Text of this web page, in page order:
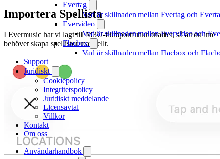
Evertag
Vad är skillnaden mellan Evertag och
Evervideo
Vad är skillnaden mellan Evervideo och
Flacbox
Vad är skillnaden mellan Flacbox och
Support
Juridiskt
Cookiepolicy
Integritetspolicy
Juridiskt meddelande
Licensavtal
Villkor
Kontakt
Om oss
Användarhandbok
Importera Spellista
I Evermusic har vi lagt till M3U-filimportfunktionalitet, så att du inte
behöver skapa spellistor manuellt.